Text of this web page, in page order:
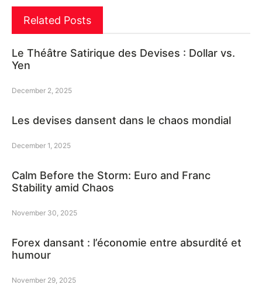
Related Posts
Le Théâtre Satirique des Devises : Dollar vs.
Yen
December 2, 2025
Les devises dansent dans le chaos mondial
December 1, 2025
Calm Before the Storm: Euro and Franc
Stability amid Chaos
November 30, 2025
Forex dansant : l’économie entre absurdité et
humour
November 29, 2025